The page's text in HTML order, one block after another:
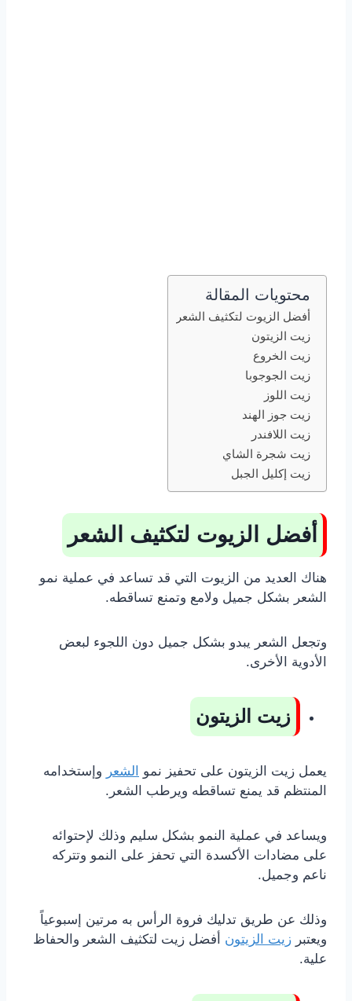
محتويات المقالة
أفضل الزيوت لتكثيف الشعر
زيت الزيتون
زيت الخروع
زيت الجوجوبا
زيت اللوز
زيت جوز الهند
زيت اللافندر
زيت شجرة الشاي
زيت إكليل الجبل
أفضل الزيوت لتكثيف الشعر
هناك العديد من الزيوت التي قد تساعد في عملية نمو
الشعر بشكل جميل ولامع وتمنع تساقطه.
وتجعل الشعر يبدو بشكل جميل دون اللجوء لبعض
الأدوية الأخرى.
زيت الزيتون
يعمل زيت الزيتون على تحفيز نمو الشعر وإستخدامه
المنتظم قد يمنع تساقطه ويرطب الشعر.
ويساعد في عملية النمو بشكل سليم وذلك لإحتوائه
على مضادات الأكسدة التي تحفز على النمو وتتركه
ناعم وجميل.
وذلك عن طريق تدليك فروة الرأس به مرتين إسبوعياً
ويعتبر زيت الزيتون أفضل زيت لتكثيف الشعر والحفاظ
علية.